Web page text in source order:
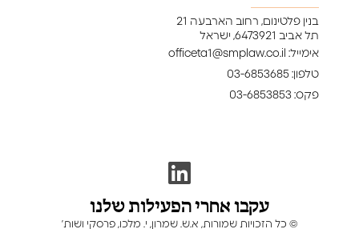
בנין פלטינום, רחוב הארבעה 21
תל אביב 6473921, ישראל
אימייל: officeta1@smplaw.co.il
טלפון: 03-6853685
פקס: 03-6853853
עקבו אחרי הפעילות שלנו
© כל הזכויות שמורות, א.ש. שמרון, י. מלכו, פרסקי ושות’